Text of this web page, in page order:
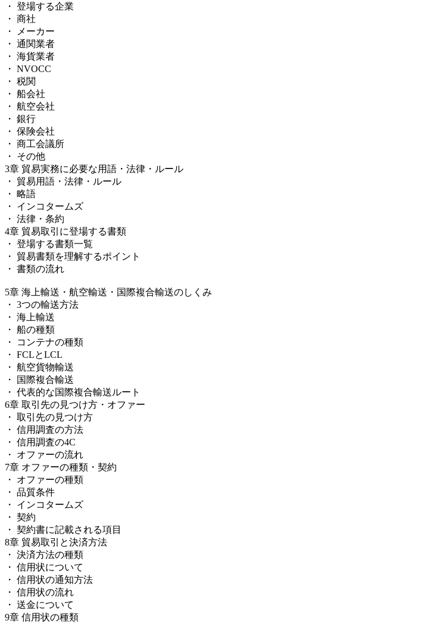
・ 登場する企業
・ 商社
・ メーカー
・ 通関業者
・ 海貨業者
・ NVOCC
・ 税関
・ 船会社
・ 航空会社
・ 銀行
・ 保険会社
・ 商工会議所
・ その他
3章 貿易実務に必要な用語・法律・ルール
・ 貿易用語・法律・ルール
・ 略語
・ インコタームズ
・ 法律・条約
4章 貿易取引に登場する書類
・ 登場する書類一覧
・ 貿易書類を理解するポイント
・ 書類の流れ
5章 海上輸送・航空輸送・国際複合輸送のしくみ
・ 3つの輸送方法
・ 海上輸送
・ 船の種類
・ コンテナの種類
・ FCLとLCL
・ 航空貨物輸送
・ 国際複合輸送
・ 代表的な国際複合輸送ルート
6章 取引先の見つけ方・オファー
・ 取引先の見つけ方
・ 信用調査の方法
・ 信用調査の4C
・ オファーの流れ
7章 オファーの種類・契約
・ オファーの種類
・ 品質条件
・ インコタームズ
・ 契約
・ 契約書に記載される項目
8章 貿易取引と決済方法
・ 決済方法の種類
・ 信用状について
・ 信用状の通知方法
・ 信用状の流れ
・ 送金について
9章 信用状の種類